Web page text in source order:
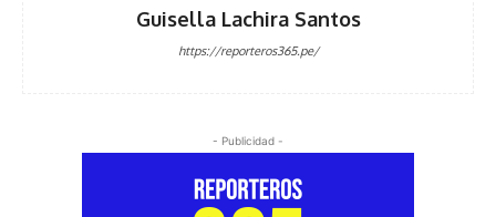
Guisella Lachira Santos
https://reporteros365.pe/
- Publicidad -